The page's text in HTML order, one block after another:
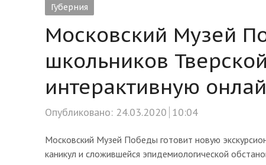
Губерния
Московский Музей
школьников
интерактивную
Опубликовано: 24.03.2020 10:04
Московский Музей Победы готовит новую
каникул и сложившейся эпидемиологической